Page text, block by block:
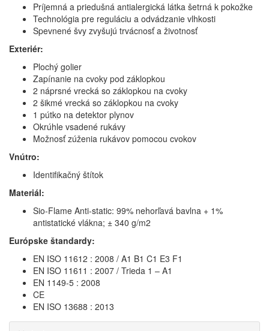
Príjemná a priedušná antialergická látka šetrná k pokožke
Technológia pre reguláciu a odvádzanie vlhkosti
Spevnené švy zvyšujú trvácnosť a životnosť
Exteriér:
Plochý golier
Zapínanie na cvoky pod záklopkou
2 náprsné vrecká so záklopkou na cvoky
2 šikmé vrecká so záklopkou na cvoky
1 pútko na detektor plynov
Okrúhle vsadené rukávy
Možnosť zúženia rukávov pomocou cvokov
Vnútro:
Identifikačný štítok
Materiál:
Sio-Flame Anti-static: 99% nehorľavá bavlna + 1%
antistatické vlákna; ± 340 g/m2
Európske štandardy:
EN ISO 11612 : 2008 / A1 B1 C1 E3 F1
EN ISO 11611 : 2007 / Trieda 1 – A1
EN 1149-5 : 2008
CE
EN ISO 13688 : 2013